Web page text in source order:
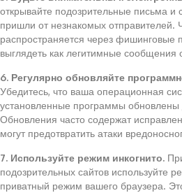
открывайте подозрительные письма и
пришли от незнакомых отправителей.
распространяется через фишинговые
выглядеть как легитимные сообщения
6. Регулярно обновляйте
Убедитесь, что ваша операционная
установленные программы обновлены
Обновления часто содержат
могут предотвратить атаки
7. Используйте режим инкогнито.
подозрительных сайтов используйте
приватный режим вашего браузера.